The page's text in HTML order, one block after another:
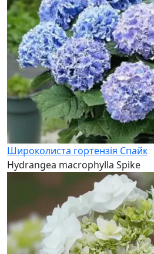
Широколиста гортензія Спайк
Hydrangea macrophylla Spike